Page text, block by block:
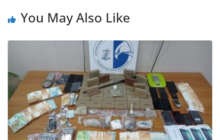
You May Also Like